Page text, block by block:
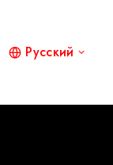
Русский